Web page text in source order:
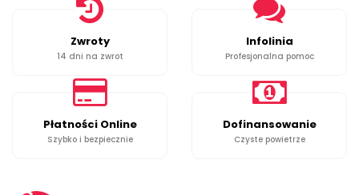
Zwroty
14 dni na zwrot
Infolinia
Profesjonalna pomoc
Płatności Online
Szybko i bezpiecznie
Dofinansowanie
Czyste powietrze